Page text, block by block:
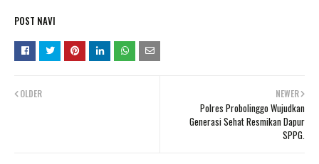
POST NAVI
NEWER
Polres Probolinggo Wujudkan
Generasi Sehat Resmikan Dapur
SPPG.
OLDER